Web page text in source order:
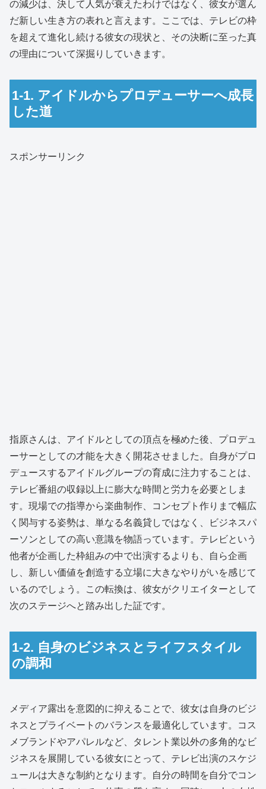
の減少は、決して人気が衰えたわけではなく、彼女が選ん
だ新しい生き方の表れと言えます。ここでは、テレビの枠
を超えて進化し続ける彼女の現状と、その決断に至った真
の理由について深掘りしていきます。
1-1. アイドルからプロデューサーへ成長
した道
スポンサーリンク
指原さんは、アイドルとしての頂点を極めた後、プロデュ
ーサーとしての才能を大きく開花させました。自身がプロ
デュースするアイドルグループの育成に注力することは、
テレビ番組の収録以上に膨大な時間と労力を必要としま
す。現場での指導から楽曲制作、コンセプト作りまで幅広
く関与する姿勢は、単なる名義貸しではなく、ビジネスパ
ーソンとしての高い意識を物語っています。テレビという
他者が企画した枠組みの中で出演するよりも、自ら企画
し、新しい価値を創造する立場に大きなやりがいを感じて
いるのでしょう。この転換は、彼女がクリエイターとして
次のステージへと踏み出した証です。
1-2. 自身のビジネスとライフスタイル
の調和
メディア露出を意図的に抑えることで、彼女は自身のビジ
ネスとプライベートのバランスを最適化しています。コス
メブランドやアパレルなど、タレント業以外の多角的なビ
ジネスを展開している彼女にとって、テレビ出演のスケジ
ュールは大きな制約となります。自分の時間を自分でコン